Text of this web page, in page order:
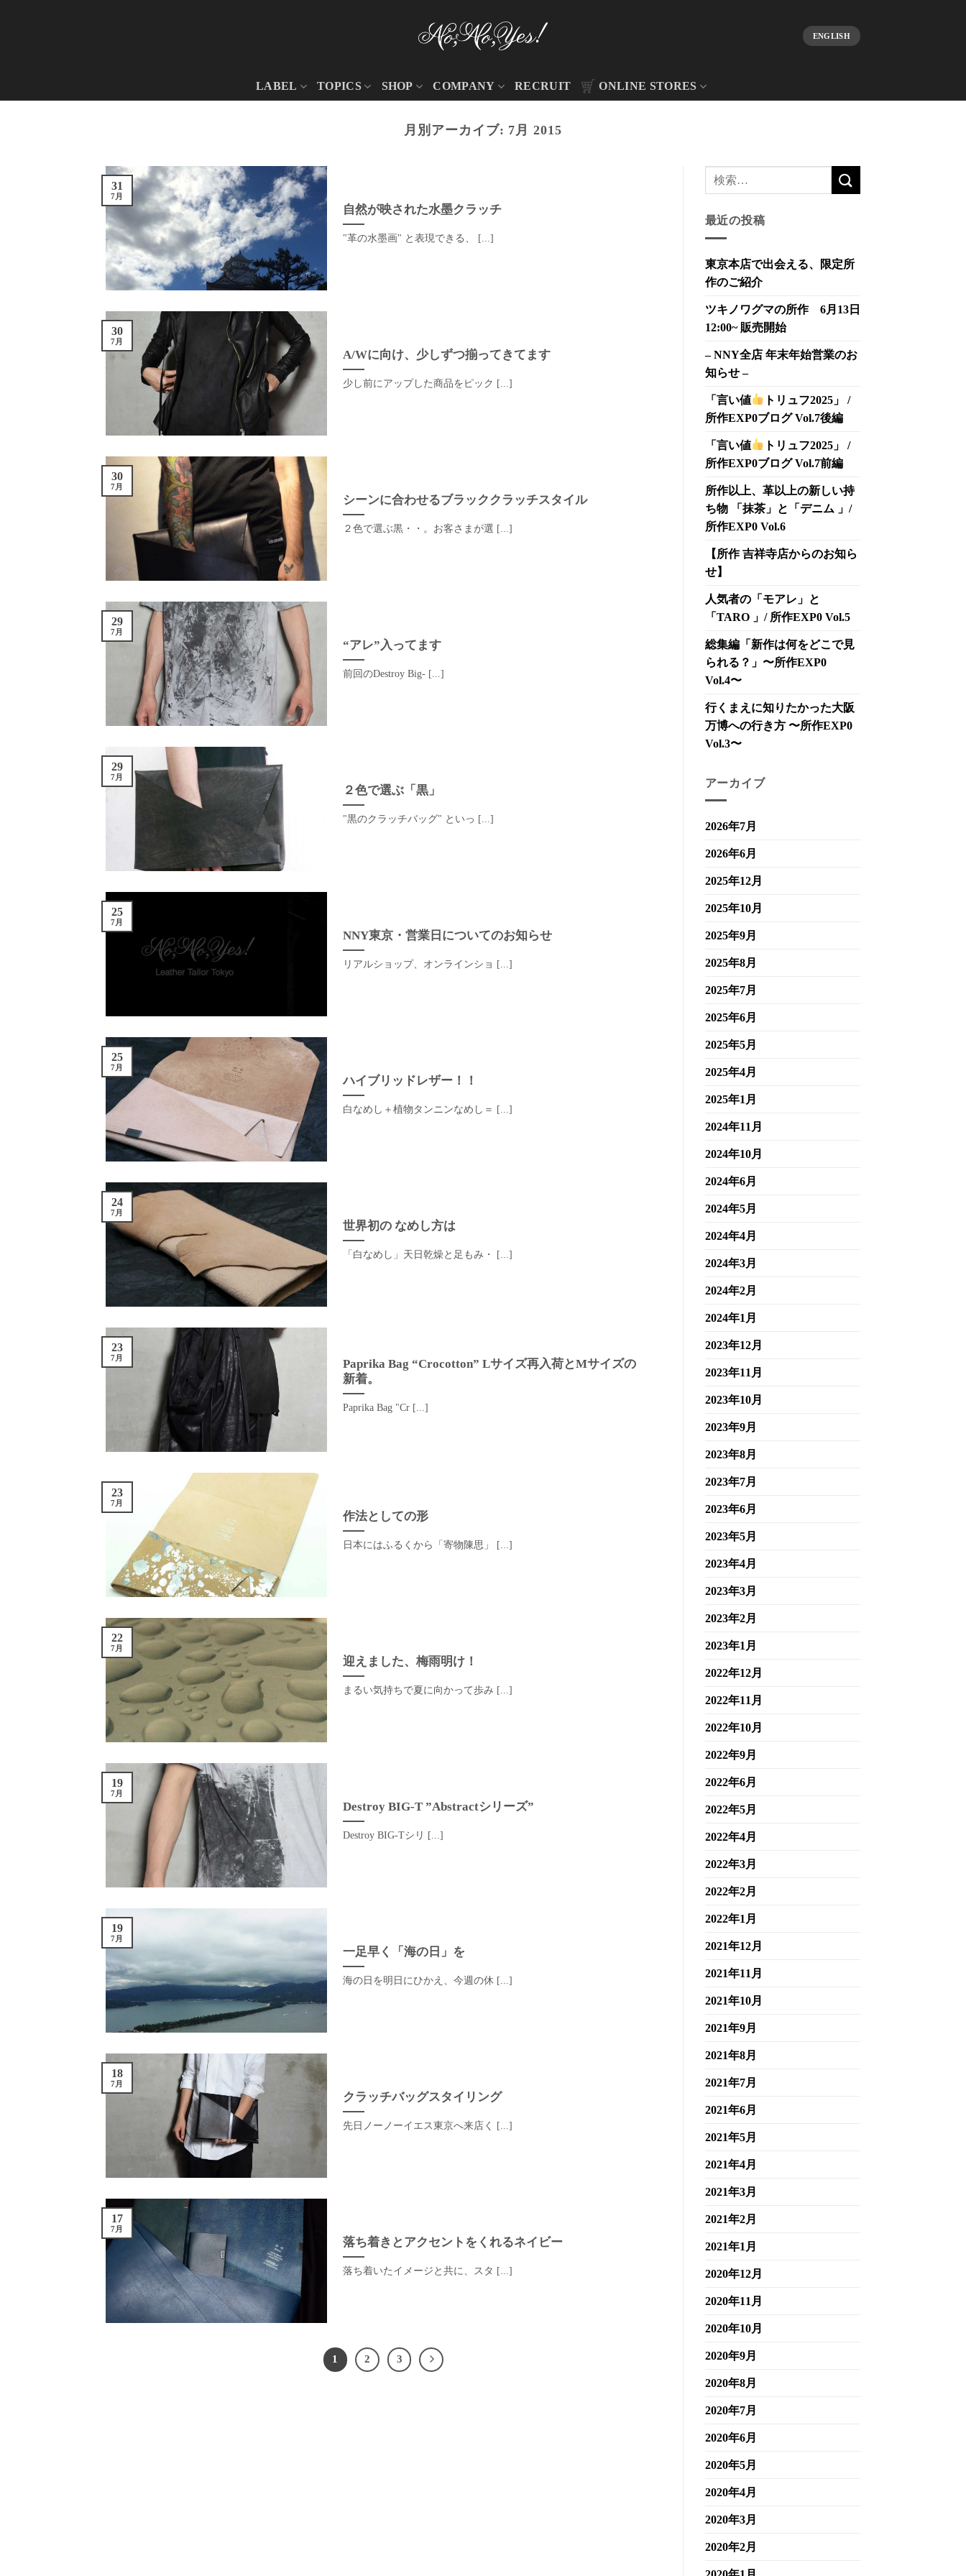
ENGLISH
LABEL TOPICS SHOP COMPANY RECRUIT ONLINE STORES
月別アーカイブ: 7月 2015
自然が映された水墨クラッチ
"革の水墨画" と表現できる、 [...]
31
7月
A/Wに向け、少しずつ揃ってきてます
少し前にアップした商品をピック [...]
30
7月
シーンに合わせるブラッククラッチスタイル
２色で選ぶ黒・・。お客さまが選 [...]
30
7月
“アレ”入ってます
前回のDestroy Big- [...]
29
7月
２色で選ぶ「黒」
"黒のクラッチバッグ" といっ [...]
29
7月
NNY東京・営業日についてのお知らせ
リアルショップ、オンラインショ [...]
25
7月
ハイブリッドレザー！！
白なめし＋植物タンニンなめし＝ [...]
25
7月
世界初の なめし方は
「白なめし」天日乾燥と足もみ・ [...]
24
7月
Paprika Bag “Crocotton” Lサイズ再入荷とMサイズの
新着。
Paprika Bag "Cr [...]
23
7月
作法としての形
日本にはふるくから「寄物陳思」 [...]
23
7月
迎えました、梅雨明け！
まるい気持ちで夏に向かって歩み [...]
22
7月
Destroy BIG-T ”Abstractシリーズ”
Destroy BIG-Tシリ [...]
19
7月
一足早く「海の日」を
海の日を明日にひかえ、今週の休 [...]
19
7月
クラッチバッグスタイリング
先日ノーノーイエス東京へ来店く [...]
18
7月
落ち着きとアクセントをくれるネイビー
落ち着いたイメージと共に、スタ [...]
17
7月
1 2 3
最近の投稿
東京本店で出会える、限定所
作のご紹介
ツキノワグマの所作 6月13日
12:00~ 販売開始
– NNY全店 年末年始営業のお
知らせ –
「言い値
トリュフ2025」 /
所作EXP0ブログ Vol.7後編
「言い値
トリュフ2025」 /
所作EXP0ブログ Vol.7前編
所作以上、革以上の新しい持
ち物 「抹茶」と「デニム 」/
所作EXP0 Vol.6
【所作 吉祥寺店からのお知ら
せ】
人気者の「モアレ」と
「TARO 」/ 所作EXP0 Vol.5
総集編「新作は何をどこで見
られる？」〜所作EXP0
Vol.4〜
行くまえに知りたかった大阪
万博への行き方 〜所作EXP0
Vol.3〜
アーカイブ
2026年7月
2026年6月
2025年12月
2025年10月
2025年9月
2025年8月
2025年7月
2025年6月
2025年5月
2025年4月
2025年1月
2024年11月
2024年10月
2024年6月
2024年5月
2024年4月
2024年3月
2024年2月
2024年1月
2023年12月
2023年11月
2023年10月
2023年9月
2023年8月
2023年7月
2023年6月
2023年5月
2023年4月
2023年3月
2023年2月
2023年1月
2022年12月
2022年11月
2022年10月
2022年9月
2022年6月
2022年5月
2022年4月
2022年3月
2022年2月
2022年1月
2021年12月
2021年11月
2021年10月
2021年9月
2021年8月
2021年7月
2021年6月
2021年5月
2021年4月
2021年3月
2021年2月
2021年1月
2020年12月
2020年11月
2020年10月
2020年9月
2020年8月
2020年7月
2020年6月
2020年5月
2020年4月
2020年3月
2020年2月